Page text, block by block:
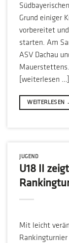
Grund einiger
vorbereitet
starten. Am
ASV Dachau
[weiterlesen …]
WEITERLESEN
JUGEND
U18 II
Mit leicht